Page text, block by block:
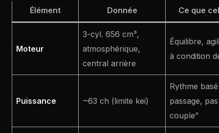
Élément Donnée Ce que
Moteur
3-cyl. 656 cm³,
atmosphérique,
central arrière
Équilibre,
à condition
Puissance ~63 ch (limite kei)
Rythme
passage,
couple”